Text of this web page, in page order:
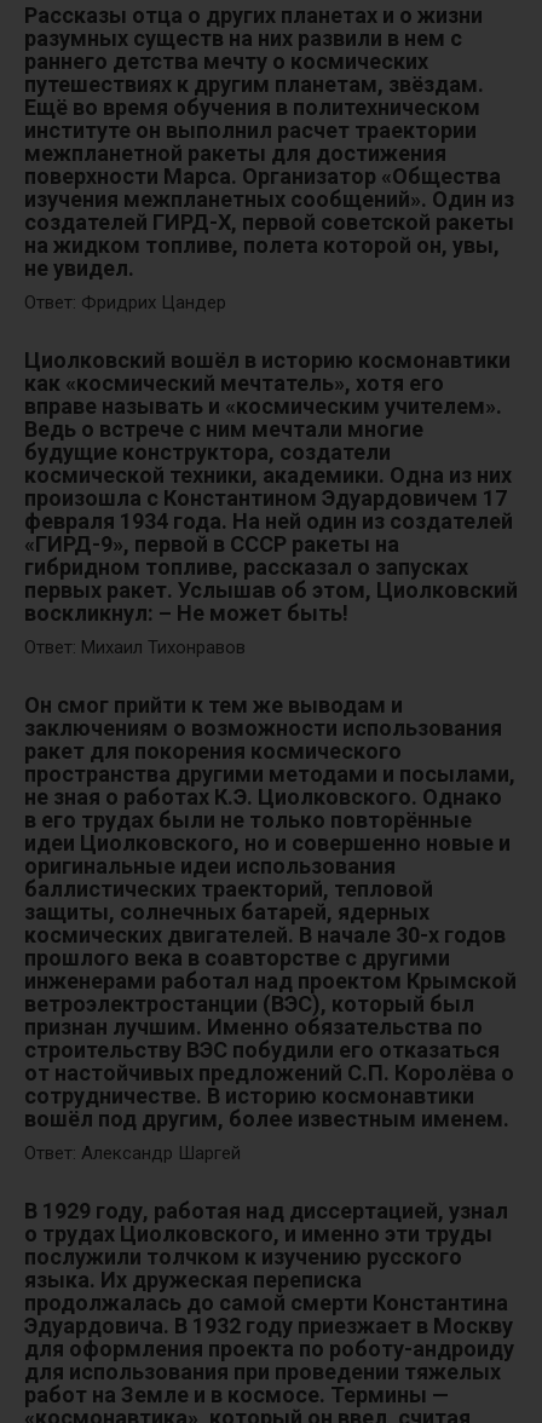
Рассказы отца о других планетах и о жизни
разумных существ на них развили в нем с
раннего детства мечту о космических
путешествиях к другим планетам, звёздам.
Ещё во время обучения в политехническом
институте он выполнил расчет траектории
межпланетной ракеты для достижения
поверхности Марса. Организатор «Общества
изучения межпланетных сообщений». Один из
создателей ГИРД-Х, первой советской ракеты
на жидком топливе, полета которой он, увы,
не увидел.
Ответ: Фридрих Цандер
Циолковский вошёл в историю космонавтики
как «космический мечтатель», хотя его
вправе называть и «космическим учителем».
Ведь о встрече с ним мечтали многие
будущие конструктора, создатели
космической техники, академики. Одна из них
произошла с Константином Эдуардовичем 17
февраля 1934 года. На ней один из создателей
«ГИРД-9», первой в СССР ракеты на
гибридном топливе, рассказал о запусках
первых ракет. Услышав об этом, Циолковский
воскликнул: – Не может быть!
Ответ: Михаил Тихонравов
Он смог прийти к тем же выводам и
заключениям о возможности использования
ракет для покорения космического
пространства другими методами и посылами,
не зная о работах К.Э. Циолковского. Однако
в его трудах были не только повторённые
идеи Циолковского, но и совершенно новые и
оригинальные идеи использования
баллистических траекторий, тепловой
защиты, солнечных батарей, ядерных
космических двигателей. В начале 30-х годов
прошлого века в соавторстве с другими
инженерами работал над проектом Крымской
ветроэлектростанции (ВЭС), который был
признан лучшим. Именно обязательства по
строительству ВЭС побудили его отказаться
от настойчивых предложений С.П. Королёва о
сотрудничестве. В историю космонавтики
вошёл под другим, более известным именем.
Ответ: Александр Шаргей
В 1929 году, работая над диссертацией, узнал
о трудах Циолковского, и именно эти труды
послужили толчком к изучению русского
языка. Их дружеская переписка
продолжалась до самой смерти Константина
Эдуардовича. В 1932 году приезжает в Москву
для оформления проекта по роботу-андроиду
для использования при проведении тяжелых
работ на Земле и в космосе. Термины —
«космонавтика», который он ввел, считая